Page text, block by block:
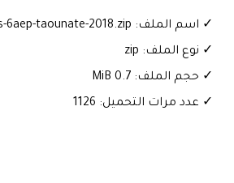
✓ اسم الملف: Exam-pro-maths-6aep-taounate-2018.zip
✓ نوع الملف: zip
✓ حجم الملف: 0.7 MiB
✓ عدد مرات التحميل: 1126